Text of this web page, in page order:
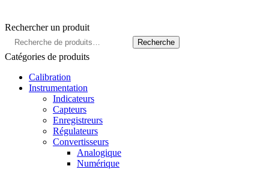
Rechercher un produit
Recherche
pour :
Recherche
Catégories de produits
Calibration
Instrumentation
Indicateurs
Capteurs
Enregistreurs
Régulateurs
Convertisseurs
Analogique
Numérique